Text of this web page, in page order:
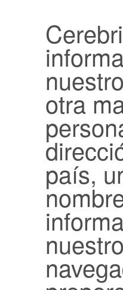
otra
país,